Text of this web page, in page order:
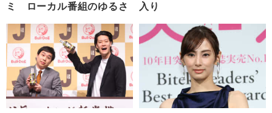
ミ ローカル番組のゆるさ
入り